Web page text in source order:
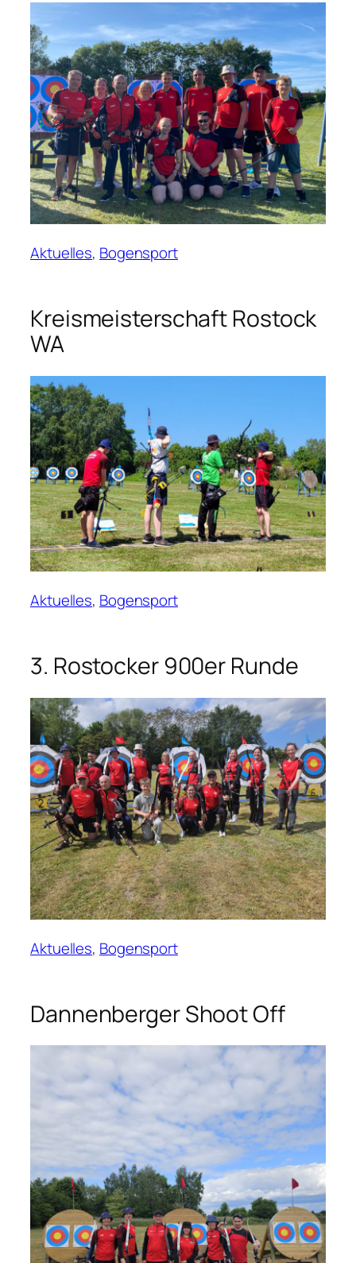
Aktuelles, Bogensport
Kreismeisterschaft Rostock
WA
Aktuelles, Bogensport
3. Rostocker 900er Runde
Aktuelles, Bogensport
Dannenberger Shoot Off